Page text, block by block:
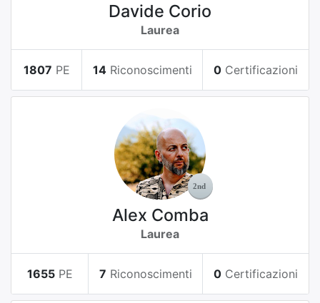
Davide Corio
Laurea
1807 PE 14 Riconoscimenti 0 Certificazioni
Alex Comba
Laurea
1655 PE 7 Riconoscimenti 0 Certificazioni